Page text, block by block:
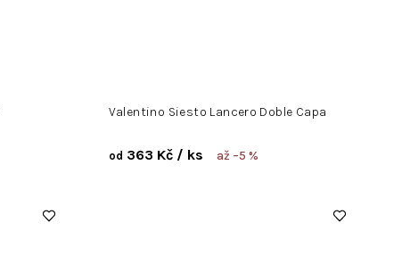
Valentino Siesto Lancero Doble Capa
od 363 Kč / ks až –5 %